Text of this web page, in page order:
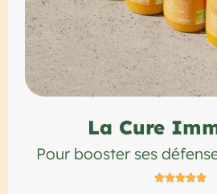
La Cure
Pour booster ses
